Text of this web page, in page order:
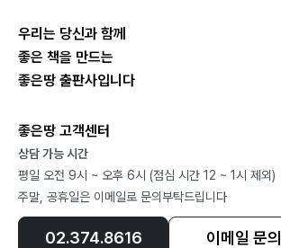
우리는 당신과 함께
좋은 책을 만드는
좋은땅 출판사입니다
좋은땅 고객센터
상담 가능 시간
평일 오전 9시 ~ 오후 6시 (점심 시간 12 ~ 1시 제외)
주말, 공휴일은 이메일로 문의부탁드립니다
02.374.8616 이메일 문의